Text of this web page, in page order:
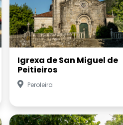
Igrexa de San Miguel de
Peitieiros
Peroleira